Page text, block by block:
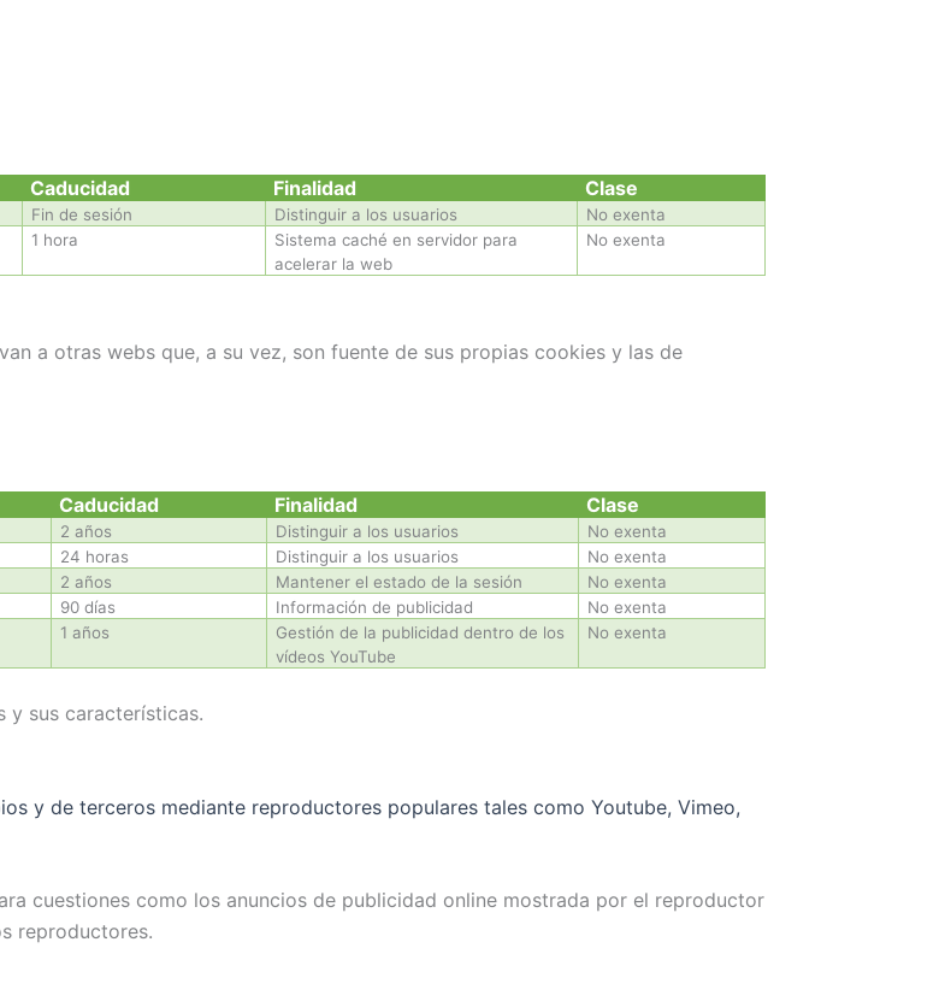
Caducidad Finalidad Clase
Fin de sesión Distinguir a los usuarios No exenta
1 hora
Sistema caché en servidor para
acelerar la web
No exenta
a otras webs que, a su vez, son fuente de sus propias cookies y las de
Caducidad Finalidad Clase
2 años Distinguir a los usuarios
No exenta
24 horas Distinguir a los usuarios
No exenta
2 años Mantener el estado de la sesión
No exenta
90 días Información de publicidad
No exenta
1 años
Gestión de la publicidad dentro de los
vídeos YouTube
No exenta
y sus características.
y de terceros mediante reproductores populares tales como Youtube, Vimeo,
cuestiones como los anuncios de publicidad online mostrada por el reproductor
reproductores.